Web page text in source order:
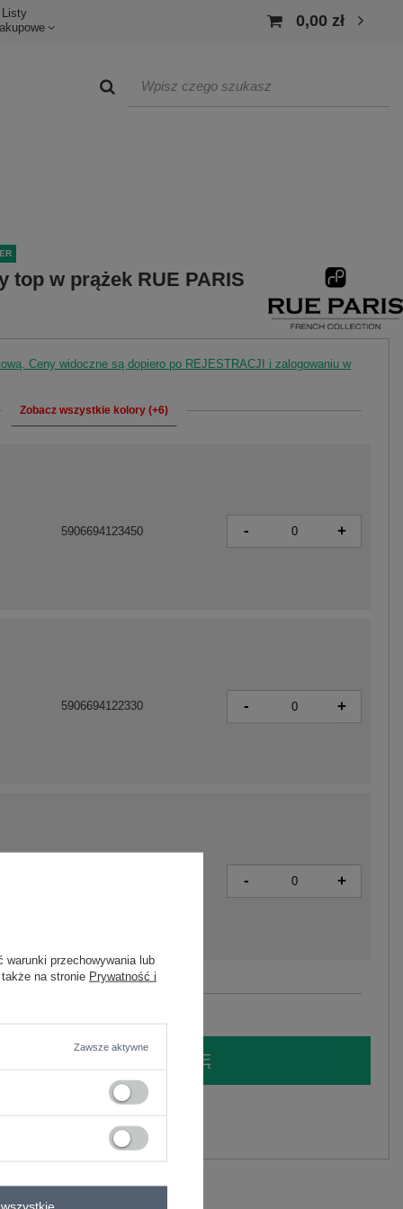
Listy
0,00 zł
top w prążek RUE PARIS
Ceny widoczne są dopiero po REJESTRACJI i zalogowaniu w
Zobacz wszystkie kolory (+6)
5906694123450 - +
5906694122330 - +
- +
SIĘ I ZOBACZ CENĘ
warunki przechowywania lub
na stronie Prywatność i
Zawsze aktywne